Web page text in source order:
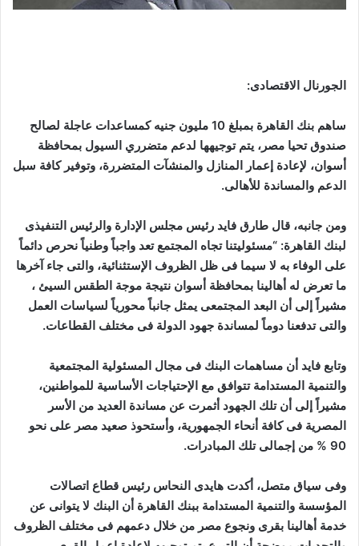
الجورنال الاقتصادى:
ساهم بنك القاهرة بمبلغ 10 مليون جنيه كمساعدات عاجلة لصالح
صندوق تحيا مصر، يتم توجيهها لدعم متضرري السيول بمحافظة
أسوان، لإعادة إعمار المنازل والمنشآت المتضررة، وتوفير كافة سبل
الدعم والمساندة للأهالى.
ومن جانبه، قال طارق فايد رئيس مجلس الإدارة والرئيس التنفيذى
لبنك القاهرة: “مسئوليتنا تجاه المجتمع تعد واجباً وطنياً نحرص دائماً
على الوفاء به لا سيما فى ظل الظروف الإستثنائية، والتى جاء آخرها
ما تعرض له أهالينا بمحافظة أسوان نتيجة موجة الطقس السيئ ،
مشيراً إلى أن البعد المجتمعى يمثل جانباً محورياً لسياسات العمل
والتى تدفعنا دوماً لمساندة جهود الدولة فى مختلف القطاعات.
وتابع فايد أن مساهمات البنك فى مجال المسئولية المجتمعية
والتنمية المستدامة تتوافق مع الإحتياجات الأساسية للمواطنين،
مشيراً إلى أن تلك الجهود أثمرت عن مساندة العديد من الأسر
المصرية فى كافة أنحاء الجمهورية، وأستحوذ صعيد مصر على نحو
90 % من إجمالى تلك المبادرات.
وفى سياق متصل، أكدت هايدى النحاس رئيس قطاع اتصالات
المؤسسة والتنمية المستدامة ببنك القاهرة أن البنك لا يتوانى عن
خدمة أهالينا بقرى ونجوع مصر من خلال دعمهم فى مختلف الظروف